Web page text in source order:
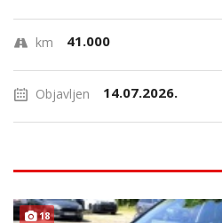
km 41.000
Objavljen 14.07.2026.
18